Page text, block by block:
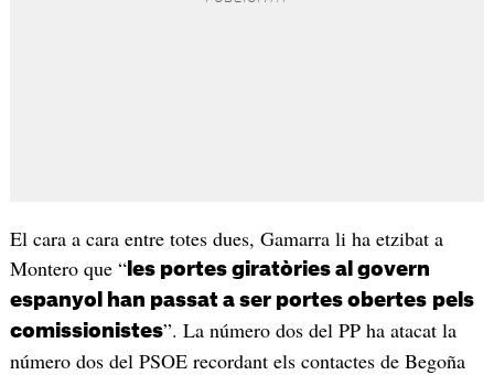
El cara a cara entre totes dues, Gamarra li ha etzibat a
Montero que “les portes giratòries al govern
espanyol han passat a ser portes obertes pels
comissionistes”. La número dos del PP ha atacat la
número dos del PSOE recordant els contactes de Begoña